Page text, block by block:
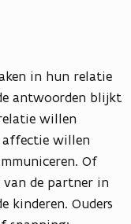
in hun relatie
antwoorden blijkt
willen
affectie willen
Of
van de partner in
kinderen. Ouders